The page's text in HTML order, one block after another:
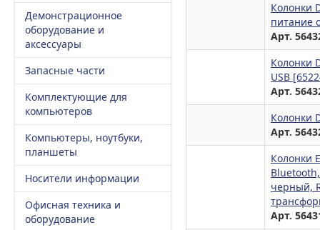
Демонстрационное
оборудование и
аксессуары
Запасные части
Комплектующие для
компьютеров
Компьютеры, ноутбуки,
планшеты
Носители информации
Офисная техника и
оборудование
Колонки
питание
Арт.
Колонки
USB
Арт.
Колонки
Арт.
Колонки
черный,
Арт.